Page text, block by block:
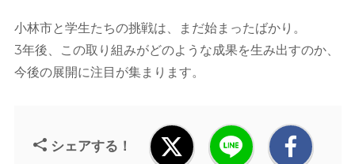
小林市と学生たちの挑戦は、まだ始まったばかり。
3年後、この取り組みがどのような成果を生み出すのか、
今後の展開に注目が集まります。
シェアする！